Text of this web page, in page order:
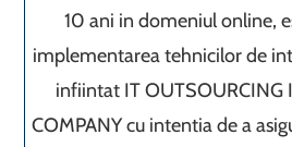
10 ani in domeniul online,
implementarea tehnicilor de
infiintat IT OUTSOURCING
COMPANY cu intentia de a